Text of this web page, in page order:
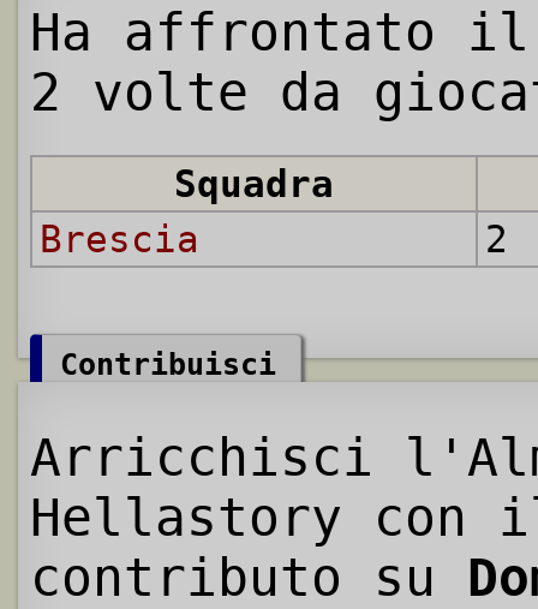
Ha affrontato il
2 volte da
Squadra
Brescia
2
Contribuisci
Arricchisci
Hellastory con
contributo su